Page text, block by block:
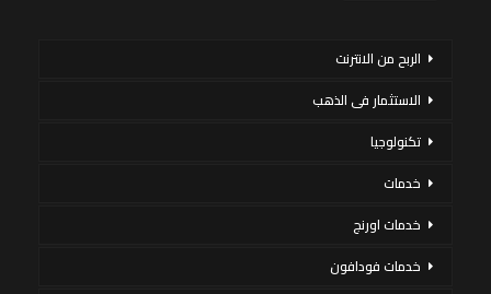
الربح من الانترنت
الاستثمار فى الذهب
تكنولوجيا
خدمات
خدمات اورنج
خدمات فودافون